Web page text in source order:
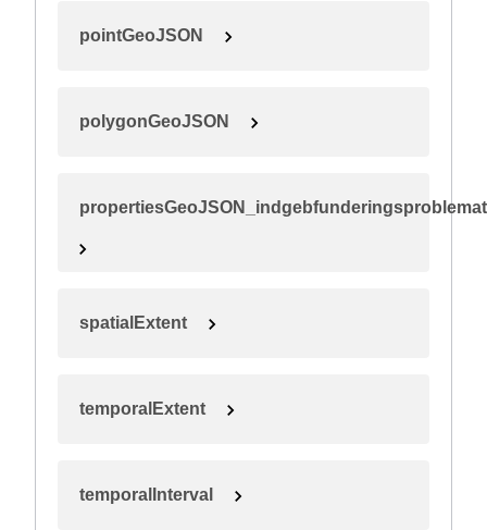
pointGeoJSON
polygonGeoJSON
spatialExtent
temporalExtent
temporalInterval